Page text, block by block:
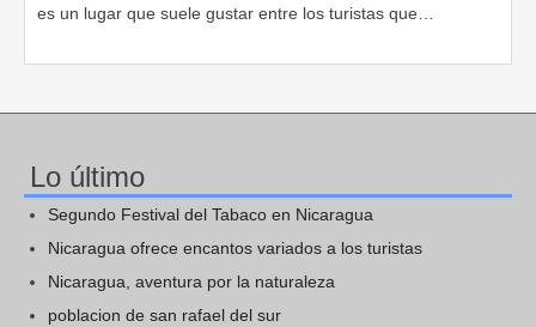
es un lugar que suele gustar entre los turistas que…
Lo último
Segundo Festival del Tabaco en Nicaragua
Nicaragua ofrece encantos variados a los turistas
Nicaragua, aventura por la naturaleza
poblacion de san rafael del sur